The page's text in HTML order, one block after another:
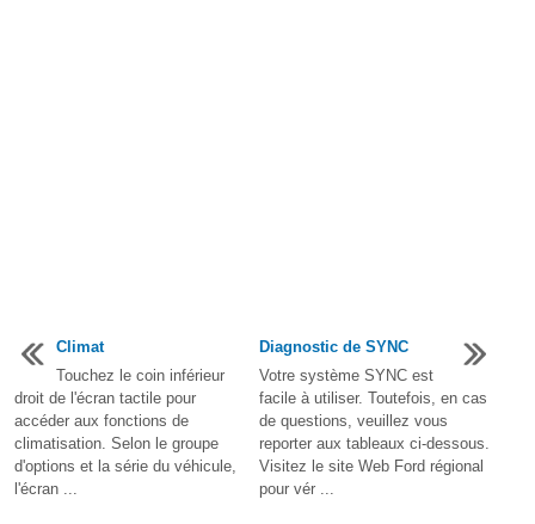
Climat
Touchez le coin inférieur
droit de l'écran tactile pour
accéder aux fonctions de
climatisation. Selon le groupe
d'options et la série du véhicule,
l'écran ...
Diagnostic de SYNC
Votre système SYNC est
facile à utiliser. Toutefois, en cas
de questions, veuillez vous
reporter aux tableaux ci-dessous.
Visitez le site Web Ford régional
pour vér ...